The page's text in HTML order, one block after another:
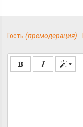
Гость (премодерация)